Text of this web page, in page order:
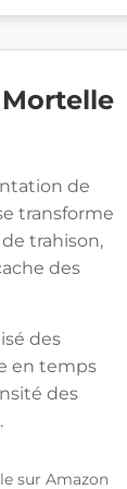
de
transforme
trahison,
des
des
en temps
des
sur Amazon